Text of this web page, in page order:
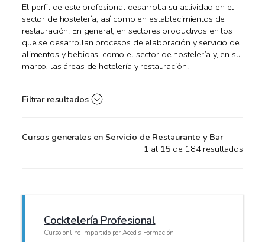
El perfil de este profesional desarrolla su actividad en el
sector de hostelería, así como en establecimientos de
restauración. En general, en sectores productivos en los
que se desarrollan procesos de elaboración y servicio de
alimentos y bebidas, como el sector de hostelería y, en su
marco, las áreas de hotelería y restauración.
Filtrar resultados
Cursos generales en Servicio de Restaurante y Bar
1 al 15 de 184 resultados
Cocktelería Profesional
Curso online impartido por Acedis Formación